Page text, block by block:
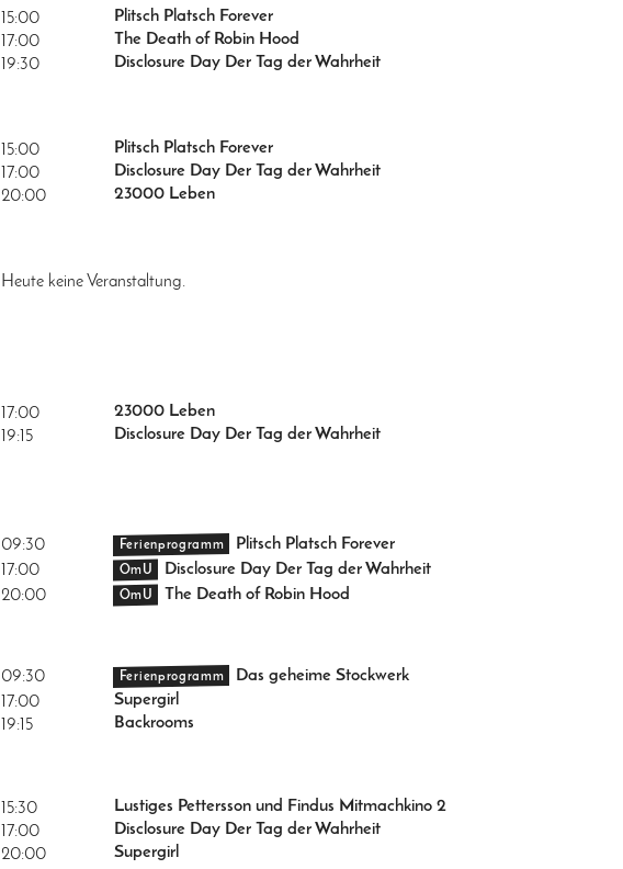
15:00
Plitsch Platsch Forever
17:00
The Death of Robin Hood
19:30
Disclosure Day Der Tag der Wahrheit
15:00
Plitsch Platsch Forever
17:00
Disclosure Day Der Tag der Wahrheit
20:00
23000 Leben
Heute keine Veranstaltung.
17:00
23000 Leben
19:15
Disclosure Day Der Tag der Wahrheit
09:30 Ferienprogramm
Plitsch Platsch Forever
17:00
OmU
Disclosure Day Der Tag der Wahrheit
20:00
OmU The Death of Robin Hood
09:30 Ferienprogramm
Das geheime Stockwerk
17:00
Supergirl
19:15
Backrooms
15:30
Lustiges Pettersson und Findus Mitmachkino 2
17:00
Disclosure Day Der Tag der Wahrheit
20:00
Supergirl